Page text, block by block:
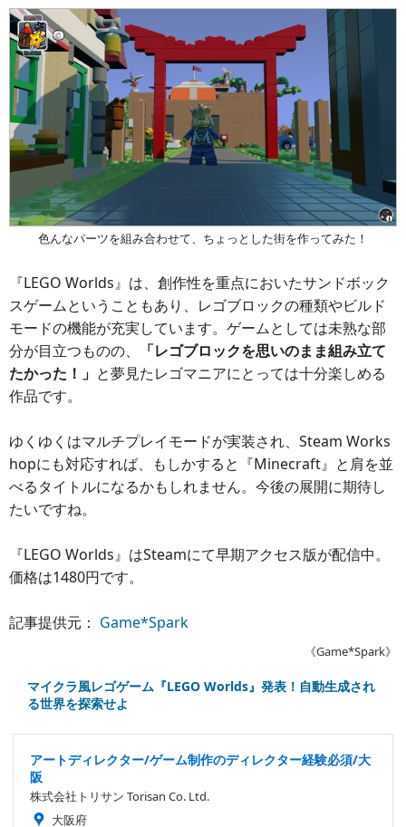
色んなパーツを組み合わせて、ちょっとした街を作ってみた！
『LEGO Worlds』は、創作性を重点においたサンドボック
スゲームということもあり、レゴブロックの種類やビルド
モードの機能が充実しています。ゲームとしては未熟な部
分が目立つものの、
「レゴブロックを思いのまま組み立て
たかった！」 と夢見たレゴマニアにとっては十分楽しめる
作品です。
ゆくゆくはマルチプレイモードが実装され、Steam Works
hopにも対応すれば、もしかすると『Minecraft』と肩を並
べるタイトルになるかもしれません。今後の展開に期待し
たいですね。
『LEGO Worlds』はSteamにて早期アクセス版が配信中。
価格は1480円です。
記事提供元： Game*Spark
《Game*Spark》
マイクラ風レゴゲーム『LEGO Worlds』発表！自動生成され
る世界を探索せよ
アートディレクター/ゲーム制作のディレクター経験必須/大
阪
株式会社トリサン Torisan Co. Ltd.
大阪府